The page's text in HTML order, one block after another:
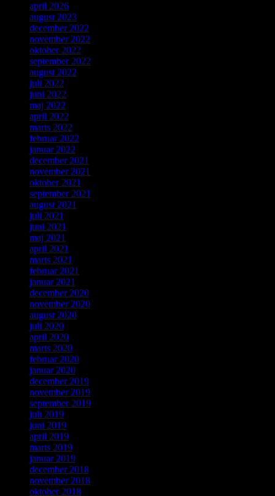
april 2026
august 2023
december 2022
november 2022
oktober 2022
september 2022
august 2022
juli 2022
juni 2022
maj 2022
april 2022
marts 2022
februar 2022
januar 2022
december 2021
november 2021
oktober 2021
september 2021
august 2021
juli 2021
juni 2021
maj 2021
april 2021
marts 2021
februar 2021
januar 2021
december 2020
november 2020
august 2020
juli 2020
april 2020
marts 2020
februar 2020
januar 2020
december 2019
november 2019
september 2019
juli 2019
juni 2019
april 2019
marts 2019
januar 2019
december 2018
november 2018
oktober 2018